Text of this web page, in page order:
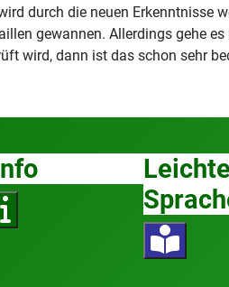
durch die neuen Erkenntnisse
gewannen. Allerdings gehe
wird, dann ist das schon sehr
Leichte